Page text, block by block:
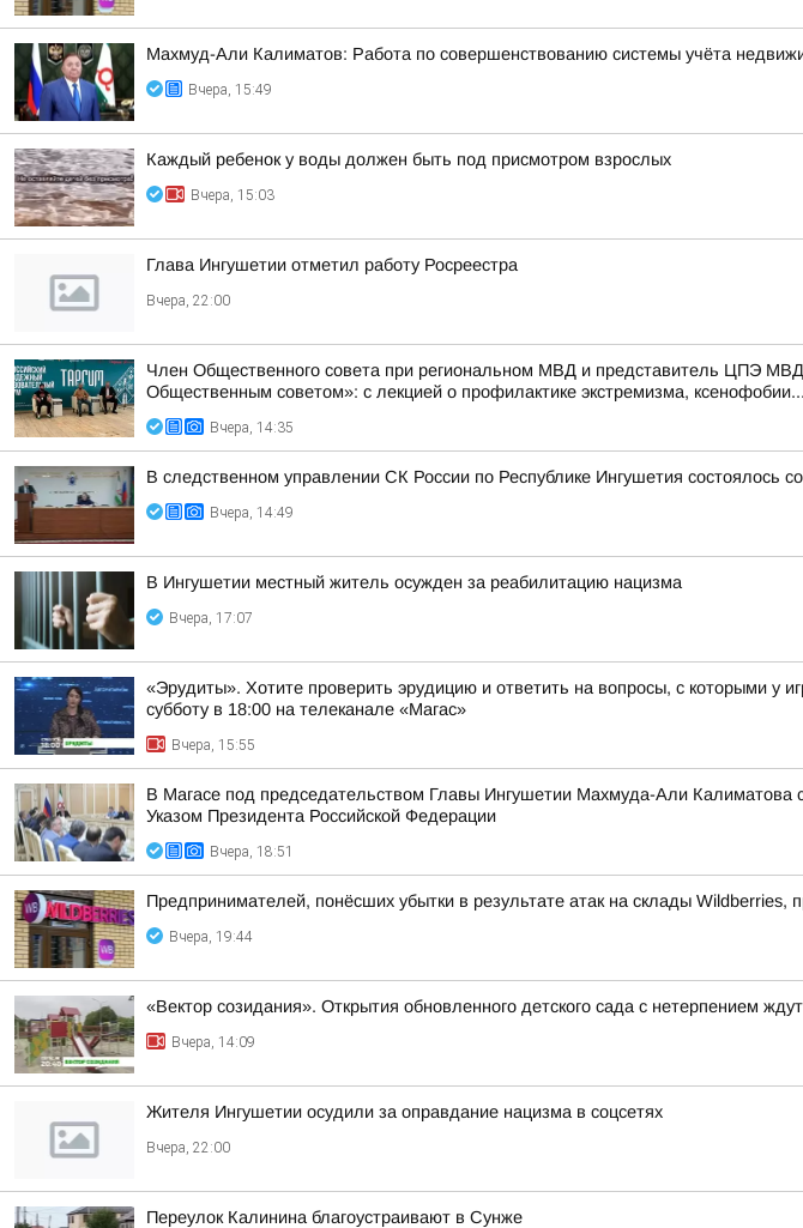
Махмуд-Али Калиматов: Работа по совершенствованию системы учёта
Вчера, 15:49
Каждый ребенок у воды должен быть под присмотром взрослых
Вчера, 15:03
Глава Ингушетии отметил работу Росреестра
Вчера, 22:00
Член Общественного совета при региональном МВД и представитель ЦПЭ
Общественным советом»: с лекцией о профилактике экстремизма, ксенофобии...
Вчера, 14:35
В следственном управлении СК России по Республике Ингушетия состоялось
Вчера, 14:49
В Ингушетии местный житель осужден за реабилитацию нацизма
Вчера, 17:07
«Эрудиты». Хотите проверить эрудицию и ответить на вопросы, с которыми у
субботу в 18:00 на телеканале «Магас»
Вчера, 15:55
В Магасе под председательством Главы Ингушетии Махмуда-Али Калиматова
Указом Президента Российской Федерации
Вчера, 18:51
Предпринимателей, понёсших убытки в результате атак на склады
Вчера, 19:44
«Вектор созидания». Открытия обновленного детского сада с нетерпением
Вчера, 14:09
Жителя Ингушетии осудили за оправдание нацизма в соцсетях
Вчера, 22:00
Переулок Калинина благоустраивают в Сунже